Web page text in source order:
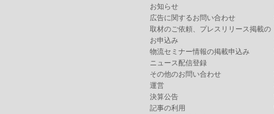
お知らせ
広告に関するお問い合わせ
取材のご依頼、プレスリリース掲載の
お申込み
物流セミナー情報の掲載申込み
ニュース配信登録
その他のお問い合わせ
運営
決算公告
記事の利用